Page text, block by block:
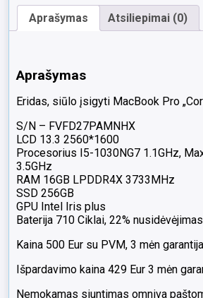
13"
2020
16gb
22%
Aprašymas Atsiliepimai (0)
Aprašymas
Eridas, siūlo įsigyti MacBook Pro
S/N – FVFD27PAMNHX
LCD 13.3 2560*1600
Procesorius I5-1030NG7 1.1GHz,
3.5GHz
RAM 16GB LPDDR4X 3733MHz
SSD 256GB
GPU Intel Iris plus
Baterija 710 Ciklai, 22% nusidėvėjimas
Kaina 500 Eur su PVM, 3 mėn garantija
Išpardavimo kaina 429 Eur 3 mėn
Nemokamas siuntimas omniva